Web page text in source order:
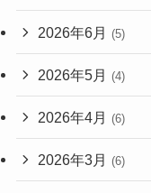
2026年6月 (5)
2026年5月 (4)
2026年4月 (6)
2026年3月 (6)